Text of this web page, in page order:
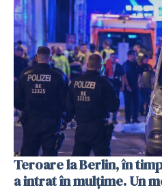
Teroare la Berlin, în
a intrat în mulțime. Un